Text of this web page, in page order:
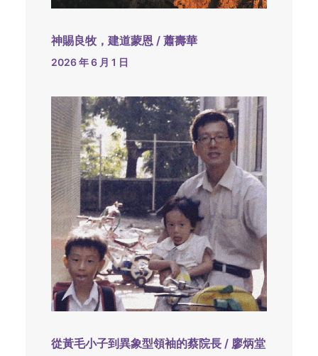
神賜良牧，建道蒙恩 / 蕭壽華
2026 年 6 月 1 日
從黃毛小子到異象型領袖的蔡院長 / 廖炳堂